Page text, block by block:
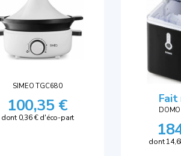
SIMEO TGC680
100,35 €
dont 0,36 € d'éco-part
Fait
dont